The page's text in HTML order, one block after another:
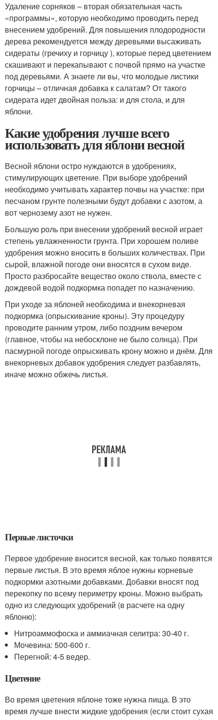
Удаление сорняков – вторая обязательная часть
«программы», которую необходимо проводить перед
внесением удобрений. Для повышения плодородности
дерева рекомендуется между деревьями высаживать
сидераты (гречиху и горчицу ), которые перед цветением
скашивают и перекапывают с почвой прямо на участке
под деревьями. А знаете ли вы, что молодые листики
горчицы – отличная добавка к салатам? От такого
сидерата идет двойная польза: и для стола, и для
яблони.
Какие удобрения лучше всего
использовать для яблони весной
Весной яблони остро нуждаются в удобрениях,
стимулирующих цветение. При выборе удобрений
необходимо учитывать характер почвы на участке: при
песчаном грунте полезными будут добавки с азотом, а
вот чернозему азот не нужен.
Большую роль при внесении удобрений весной играет
степень увлажненности грунта. При хорошем поливе
удобрения можно вносить в больших количествах. При
сырой, влажной погоде они вносятся в сухом виде.
Просто разбросайте вещество около ствола, вместе с
дождевой водой подкормка попадет по назначению.
При уходе за яблоней необходима и внекорневая
подкормка (опрыскивание кроны). Эту процедуру
проводите ранним утром, либо поздним вечером
(главное, чтобы на небосклоне не было солнца). При
пасмурной погоде опрыскивать крону можно и днём. Для
внекорневых добавок удобрения следует разбавлять,
иначе можно обжечь листья.
Первые листочки
Первое удобрение вносится весной, как только появятся
первые листья. В это время яблое нужны корневые
подкормки азотными добавками. Добавки вносят под
перекопку по всему периметру кроны. Можно выбрать
одно из следующих удобрений (в расчете на одну
яблоню):
Нитроаммофоска и аммиачная селитра: 30-40 г.
Мочевина: 500-600 г.
Перегной: 4-5 ведер.
Цветение
Во время цветения яблоне тоже нужна пища. В это
время лучше внести жидкие удобрения (если стоит сухая